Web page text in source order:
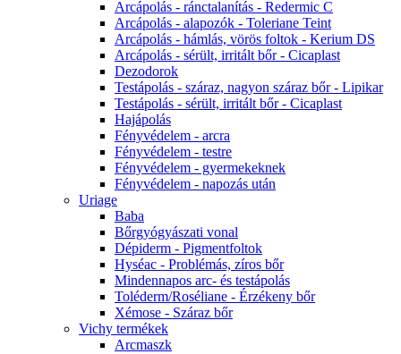
Arcápolás - ránctalanítás - Redermic C
Arcápolás - alapozók - Toleriane Teint
Arcápolás - hámlás, vörös foltok - Kerium DS
Arcápolás - sérült, irritált bőr - Cicaplast
Dezodorok
Testápolás - száraz, nagyon száraz bőr - Lipikar
Testápolás - sérült, irritált bőr - Cicaplast
Hajápolás
Fényvédelem - arcra
Fényvédelem - testre
Fényvédelem - gyermekeknek
Fényvédelem - napozás után
Uriage
Baba
Bőrgyógyászati vonal
Dépiderm - Pigmentfoltok
Hyséac - Problémás, zíros bőr
Mindennapos arc- és testápolás
Toléderm/Roséliane - Érzékeny bőr
Xémose - Száraz bőr
Vichy termékek
Arcmaszk